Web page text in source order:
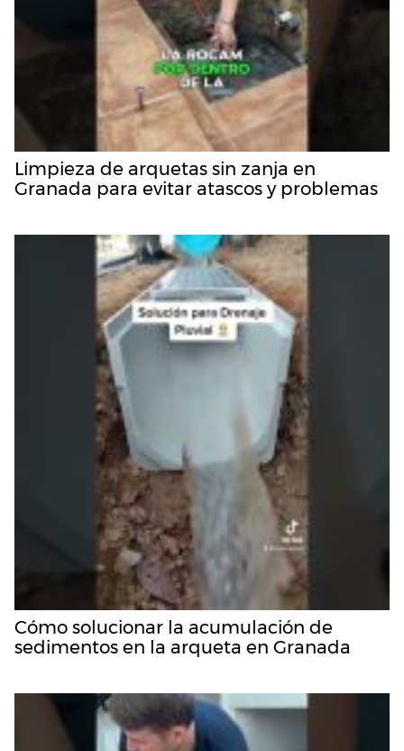
Limpieza de arquetas sin zanja en
Granada para evitar atascos y problemas
Cómo solucionar la acumulación de
sedimentos en la arqueta en Granada